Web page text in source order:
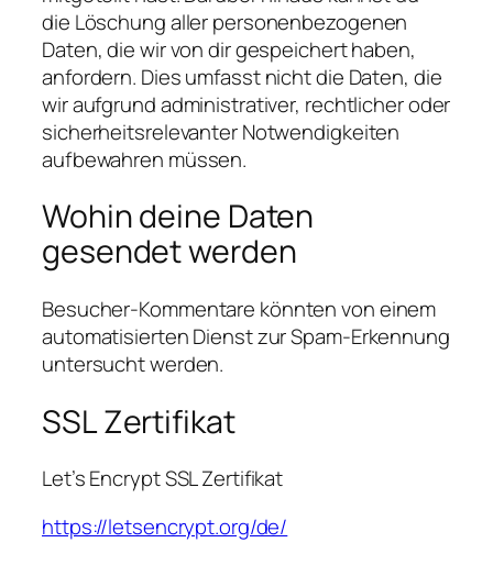
die Löschung aller personenbezogenen
Daten, die wir von dir gespeichert haben,
anfordern. Dies umfasst nicht die Daten, die
wir aufgrund administrativer, rechtlicher oder
sicherheitsrelevanter Notwendigkeiten
aufbewahren müssen.
Wohin deine Daten
gesendet werden
Besucher-Kommentare könnten von einem
automatisierten Dienst zur Spam-Erkennung
untersucht werden.
SSL Zertifikat
Let’s Encrypt SSL Zertifikat
https://letsencrypt.org/de/